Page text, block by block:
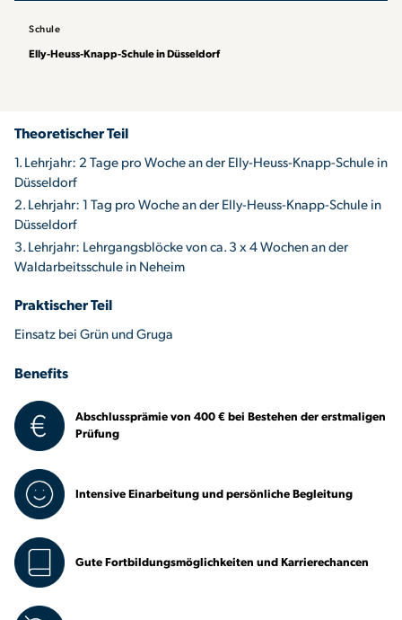
Schule
Elly-Heuss-Knapp-Schule in Düsseldorf
Theoretischer Teil
1. Lehrjahr: 2 Tage pro Woche an der Elly-Heuss-Knapp-Schule in
Düsseldorf
2. Lehrjahr: 1 Tag pro Woche an der Elly-Heuss-Knapp-Schule in
Düsseldorf
3. Lehrjahr: Lehrgangsblöcke von ca. 3 x 4 Wochen an der
Waldarbeitsschule in Neheim
Praktischer Teil
Einsatz bei Grün und Gruga
Benefits
Abschlussprämie von 400 € bei Bestehen der erstmaligen
Prüfung
Intensive Einarbeitung und persönliche Begleitung
Gute Fortbildungsmöglichkeiten und Karrierechancen